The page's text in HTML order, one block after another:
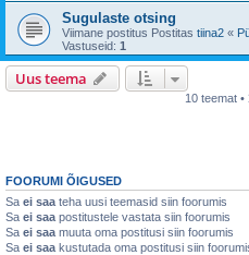
Sugulaste otsing
Viimane postitus Postitas tiina2 «
Vastuseid: 1
Uus teema
10 teemat •
FOORUMI ÕIGUSED
Sa ei saa teha uusi teemasid siin foorumis
Sa ei saa postitustele vastata siin foorumis
Sa ei saa muuta oma postitusi siin foorumis
Sa ei saa kustutada oma postitusi siin